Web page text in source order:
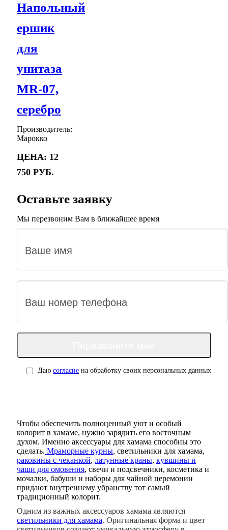
Напольный
ершик
для
унитаза
MR-07,
серебро
Производитель:
Марокко
Цена: 12
750 руб.
Оставьте заявку
Мы перезвоним Вам в ближайшее время
Даю согласие на обработку своих персональных данных
Чтобы обеспечить полноценный уют и особый
колорит в хамаме, нужно зарядить его восточным
духом. Именно аксессуары для хамама способны это
сделать. Мраморные курны, светильники для хамама,
раковины с чеканкой, латунные краны, кувшины и
чаши для омовения, свечи и подсвечники, косметика и
мочалки, бабуши и наборы для чайной церемонии
придают внутреннему убранству тот самый
традиционный колорит.
Одним из важных аксессуаров хамама являются
светильники для хамама. Оригинальная форма и цвет